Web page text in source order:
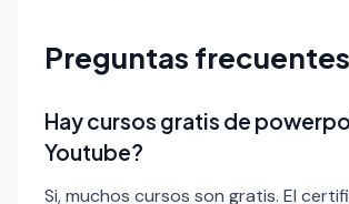
Preguntas frecuentes
Hay cursos gratis de
Youtube?
Si, muchos cursos son gratis. El